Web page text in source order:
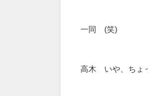
一同 (笑)
高木 いや、ちょ